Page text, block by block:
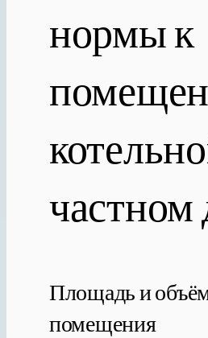
нормы к
частном
Площадь и
помещения